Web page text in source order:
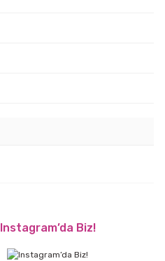
Instagram’da Biz!